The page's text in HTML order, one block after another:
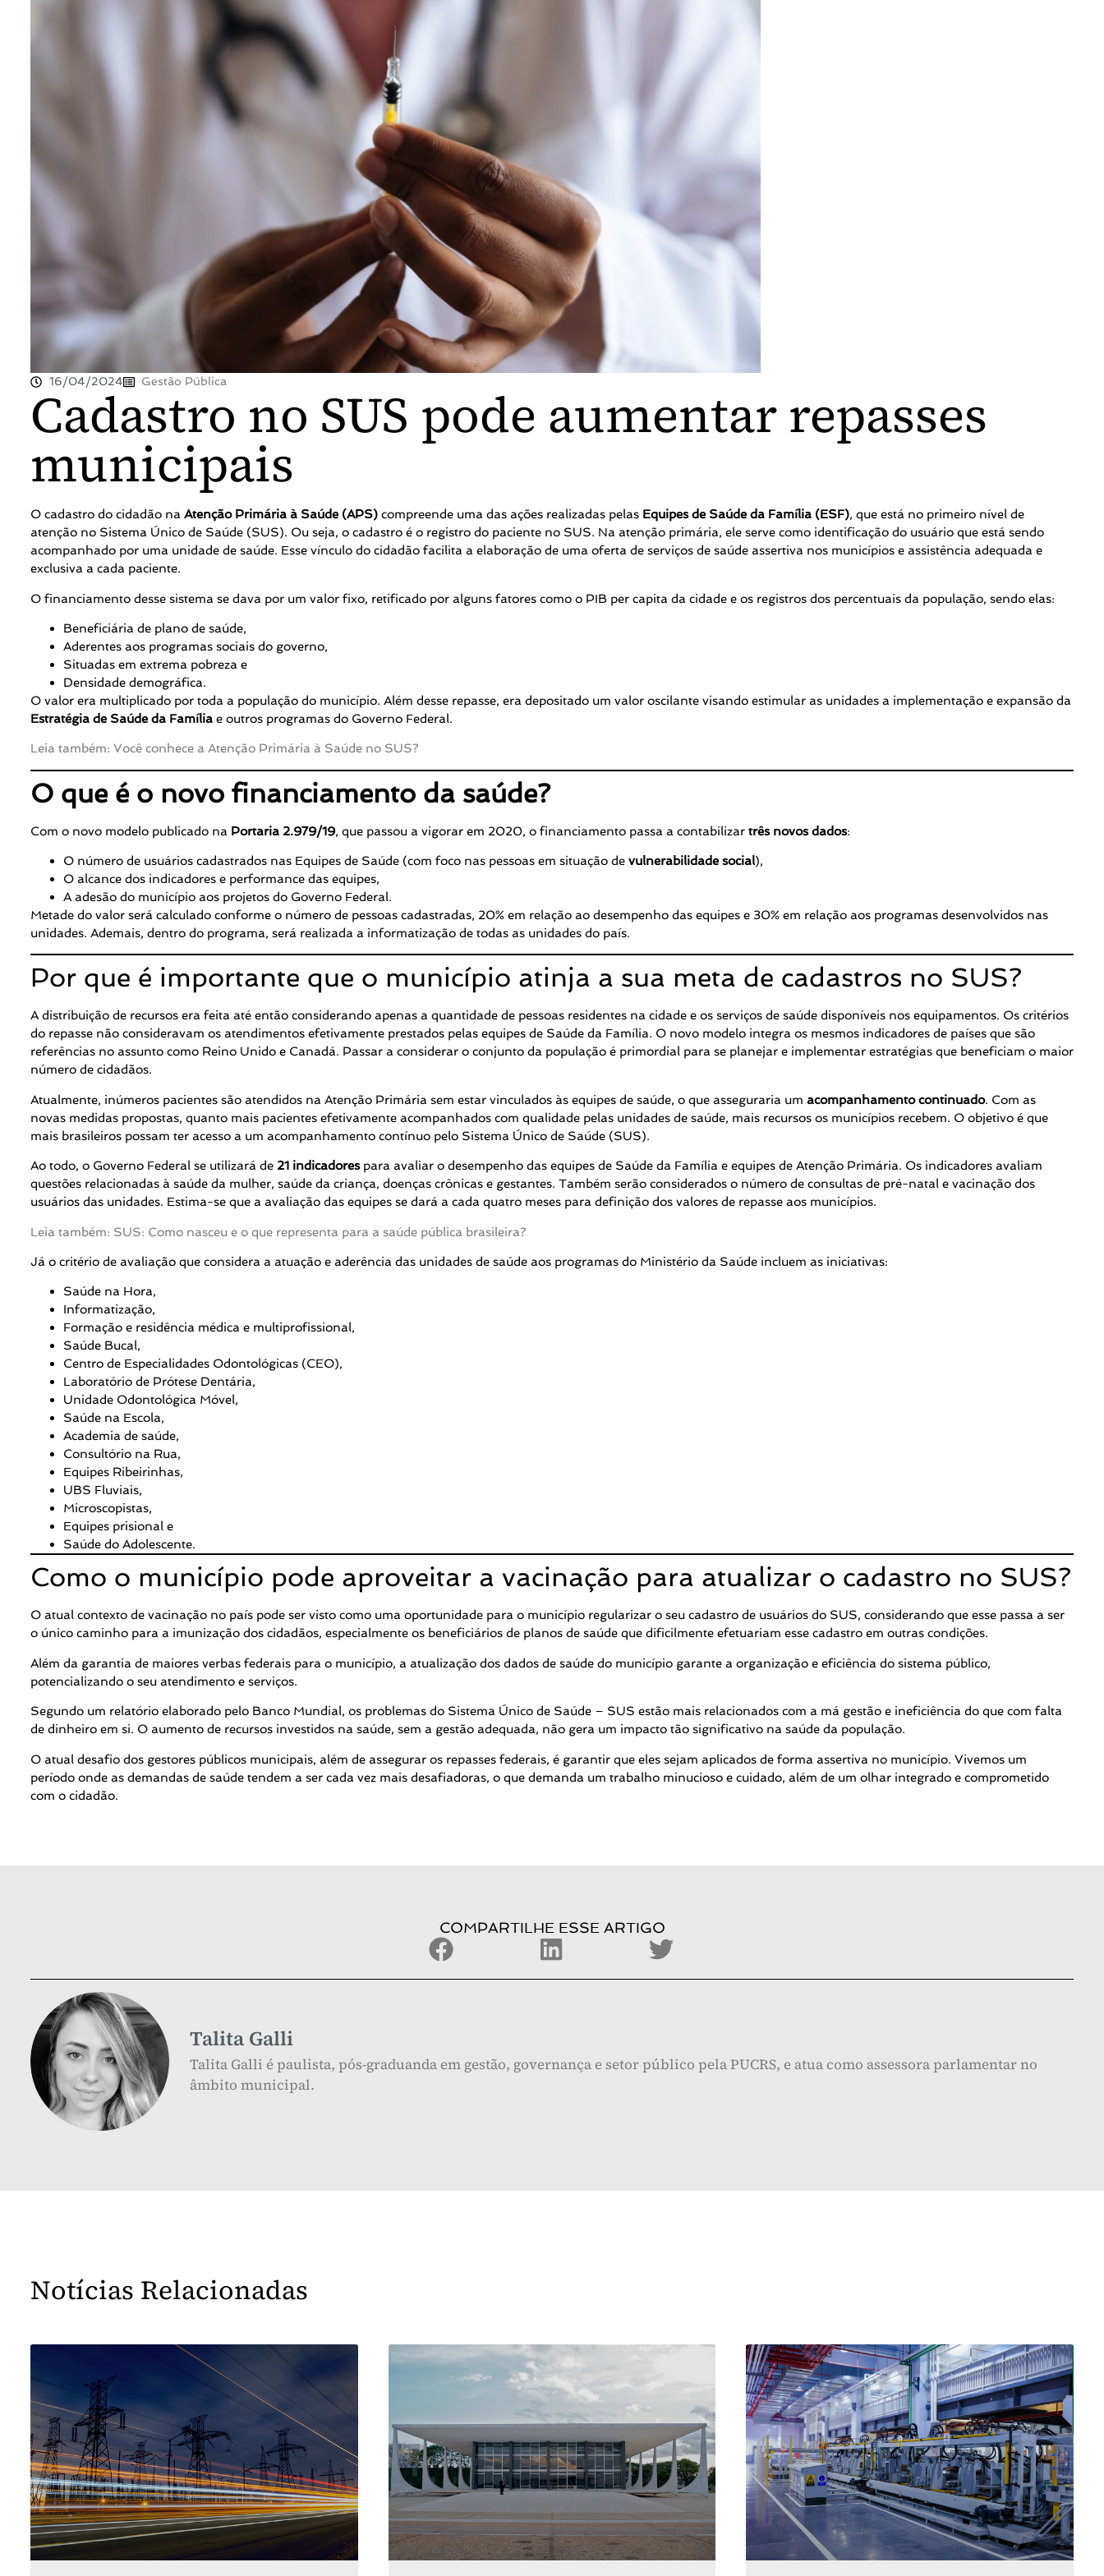
16/04/2024 Gestão Pública
Cadastro no SUS pode aumentar repasses
municipais
O cadastro do cidadão na Atenção Primária à Saúde (APS) compreende uma das ações realizadas pelas Equipes de Saúde da Família (ESF), que está no primeiro nível de
atenção no Sistema Único de Saúde (SUS). Ou seja, o cadastro é o registro do paciente no SUS. Na atenção primária, ele serve como identificação do usuário que está sendo
acompanhado por uma unidade de saúde. Esse vínculo do cidadão facilita a elaboração de uma oferta de serviços de saúde assertiva nos municípios e assistência adequada e
exclusiva a cada paciente.
O financiamento desse sistema se dava por um valor fixo, retificado por alguns fatores como o PIB per capita da cidade e os registros dos percentuais da população, sendo elas:
Beneficiária de plano de saúde,
Aderentes aos programas sociais do governo,
Situadas em extrema pobreza e
Densidade demográfica.
O valor era multiplicado por toda a população do município. Além desse repasse, era depositado um valor oscilante visando estimular as unidades a implementação e expansão da
Estratégia de Saúde da Família e outros programas do Governo Federal.
Leia também: Você conhece a Atenção Primária à Saúde no SUS?
O que é o novo financiamento da saúde?
Com o novo modelo publicado na Portaria 2.979/19, que passou a vigorar em 2020, o financiamento passa a contabilizar três novos dados:
O número de usuários cadastrados nas Equipes de Saúde (com foco nas pessoas em situação de vulnerabilidade social),
O alcance dos indicadores e performance das equipes,
A adesão do município aos projetos do Governo Federal.
Metade do valor será calculado conforme o número de pessoas cadastradas, 20% em relação ao desempenho das equipes e 30% em relação aos programas desenvolvidos nas
unidades. Ademais, dentro do programa, será realizada a informatização de todas as unidades do país.
Por que é importante que o município atinja a sua meta de cadastros no SUS?
A distribuição de recursos era feita até então considerando apenas a quantidade de pessoas residentes na cidade e os serviços de saúde disponíveis nos equipamentos. Os critérios
do repasse não consideravam os atendimentos efetivamente prestados pelas equipes de Saúde da Família. O novo modelo integra os mesmos indicadores de países que são
referências no assunto como Reino Unido e Canadá. Passar a considerar o conjunto da população é primordial para se planejar e implementar estratégias que beneficiam o maior
número de cidadãos.
Atualmente, inúmeros pacientes são atendidos na Atenção Primária sem estar vinculados às equipes de saúde, o que asseguraria um acompanhamento continuado. Com as
novas medidas propostas, quanto mais pacientes efetivamente acompanhados com qualidade pelas unidades de saúde, mais recursos os municípios recebem. O objetivo é que
mais brasileiros possam ter acesso a um acompanhamento contínuo pelo Sistema Único de Saúde (SUS).
Ao todo, o Governo Federal se utilizará de 21 indicadorespara avaliar o desempenho das equipes de Saúde da Família e equipes de Atenção Primária. Os indicadores avaliam
questões relacionadas à saúde da mulher, saúde da criança, doenças crônicas e gestantes. Também serão considerados o número de consultas de pré-natal e vacinação dos
usuários das unidades. Estima-se que a avaliação das equipes se dará a cada quatro meses para definição dos valores de repasse aos municípios.
Leia também: SUS: Como nasceu e o que representa para a saúde pública brasileira?
Já o critério de avaliação que considera a atuação e aderência das unidades de saúde aos programas do Ministério da Saúde incluem as iniciativas:
Saúde na Hora,
Informatização,
Formação e residência médica e multiprofissional,
Saúde Bucal,
Centro de Especialidades Odontológicas (CEO),
Laboratório de Prótese Dentária,
Unidade Odontológica Móvel,
Saúde na Escola,
Academia de saúde,
Consultório na Rua,
Equipes Ribeirinhas,
UBS Fluviais,
Microscopistas,
Equipes prisional e
Saúde do Adolescente.
Como o município pode aproveitar a vacinação para atualizar o cadastro no SUS?
O atual contexto de vacinação no país pode ser visto como uma oportunidade para o município regularizar o seu cadastro de usuários do SUS, considerando que esse passa a ser
o único caminho para a imunização dos cidadãos, especialmente os beneficiários de planos de saúde que dificilmente efetuariam esse cadastro em outras condições.
Além da garantia de maiores verbas federais para o município, a atualização dos dados de saúde do município garante a organização e eficiência do sistema público,
potencializando o seu atendimento e serviços.
Segundo um relatório elaborado pelo Banco Mundial, os problemas do Sistema Único de Saúde – SUS estão mais relacionados com a má gestão e ineficiência do que com falta
de dinheiro em si. O aumento de recursos investidos na saúde, sem a gestão adequada, não gera um impacto tão significativo na saúde da população.
O atual desafio dos gestores públicos municipais, além de assegurar os repasses federais, é garantir que eles sejam aplicados de forma assertiva no município. Vivemos um
período onde as demandas de saúde tendem a ser cada vez mais desafiadoras, o que demanda um trabalho minucioso e cuidado, além de um olhar integrado e comprometido
com o cidadão.
COMPARTILHE ESSE ARTIGO
Talita Galli
Talita Galli é paulista, pós-graduanda em gestão, governança e setor público pela PUCRS, e atua como assessora parlamentar no
âmbito municipal.
Notícias Relacionadas